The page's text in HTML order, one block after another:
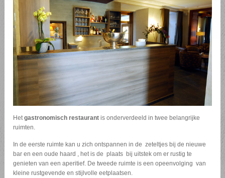
Hetgastronomisch restaurant is onderverdeeld in twee belangrijke
ruimten.
In de eerste ruimte kan u zich ontspannen in de zeteltjes bij de nieuwe
bar en een oude haard , het is de plaats bij uitstek om er rustig te
genieten van een aperitief. De tweede ruimte is een opeenvolging van
kleine rustgevende en stijlvolle eetplaatsen.